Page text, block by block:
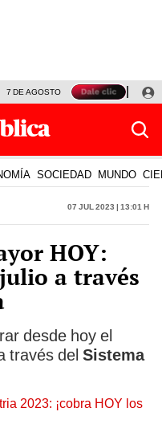
7 DE AGOSTO TINKA RESULTADOS
SOCIEDAD MUNDO
07 Jul 2023 | 13:01 h
HOY:
a través
desde hoy el
través del Sistema
2023: ¡cobra HOY los